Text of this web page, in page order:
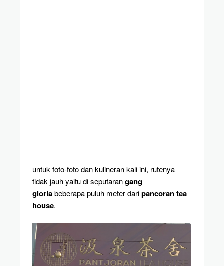
untuk foto-foto dan kulineran kali ini, rutenya
tidak jauh yaitu di seputarangang
gloriabeberapa puluh meter daripancoran tea
house.